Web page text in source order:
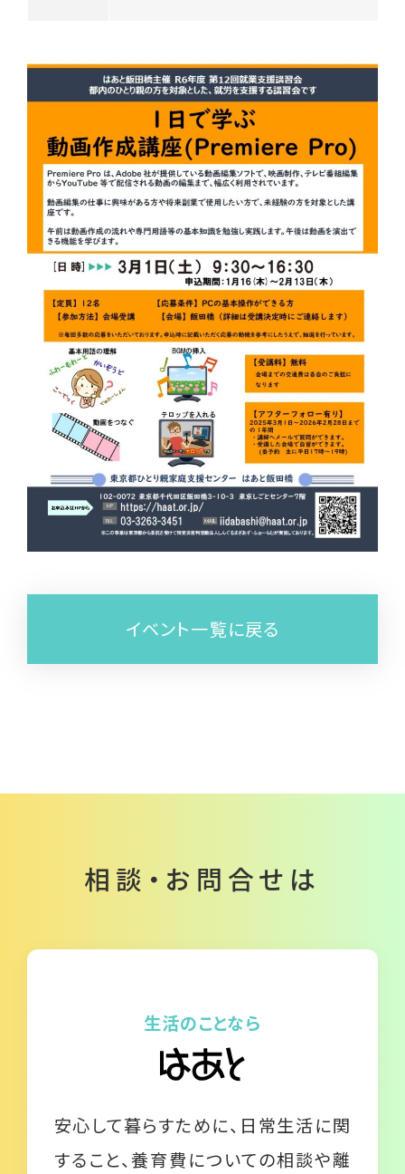
イベント一覧に戻る
相談・お問合せは
生活のことなら
安心して暮らすために、日常生活に関
すること、養育費についての相談や離